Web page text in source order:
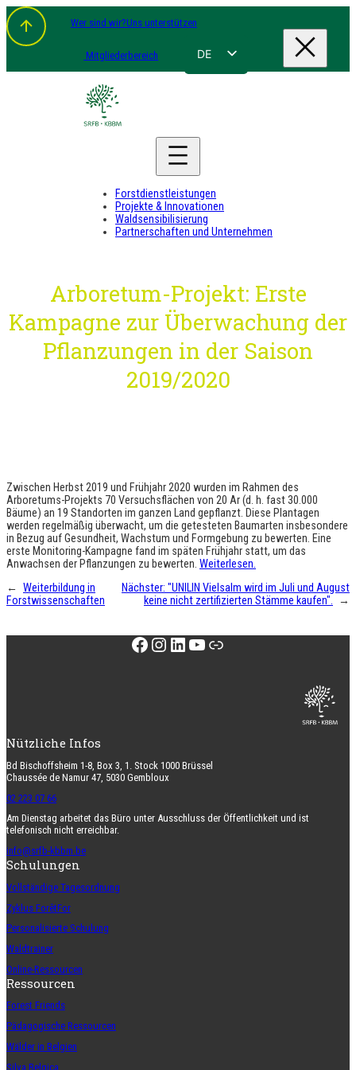
Zum
Inhalt
springen
Wer sind wir?Uns unterstützen
Mitgliederbereich DE
Forstdienstleistungen
Projekte & Innovationen
Waldsensibilisierung
Partnerschaften und Unternehmen
Arboretum-Projekt: Erste
Kampagne zur Überwachung der
Pflanzungen in der Saison
2019/2020
Zwischen Herbst 2019 und Frühjahr 2020 wurden im Rahmen des
Arboretums-Projekts 70 Versuchsflächen von 20 Ar (d. h. fast 30.000
Bäume) an 19 Standorten im ganzen Land gepflanzt. Diese Plantagen
werden regelmäßig überwacht, um die getesteten Baumarten insbesondere
in Bezug auf Gesundheit, Wachstum und Formgebung zu bewerten. Eine
erste Monitoring-Kampagne fand im späten Frühjahr statt, um das
Anwachsen der Pflanzungen zu bewerten. Weiterlesen.
← Weiterbildung in
Forstwissenschaften
Nächster: "UNILIN Vielsalm wird im Juli und August
keine nicht zertifizierten Stämme kaufen".
→
Facebook
Instagram
LinkedIn
YouTube
Link
Nützliche Infos
Bd Bischoffsheim 1-8, Box 3, 1. Stock 1000 Brüssel
Chaussée de Namur 47, 5030 Gembloux
02 223 07 66
Am Dienstag arbeitet das Büro unter Ausschluss der Öffentlichkeit und ist
telefonisch nicht erreichbar.
info@srfb-kbbm.be
Schulungen
Vollständige Tagesordnung
Zyklus ForêtFor
Personalisierte Schulung
Waldtrainer
Online-Ressourcen
Ressourcen
Forest Friends
Pädagogische Ressourcen
Wälder in Belgien
Silva Belgica